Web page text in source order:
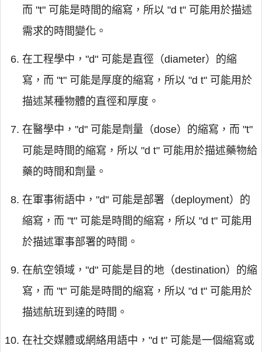
而 "t" 可能是時間的縮寫，所以 "d t" 可能用於描述
需求的時間變化。
在工程學中，"d" 可能是直徑（diameter）的縮
寫，而 "t" 可能是厚度的縮寫，所以 "d t" 可能用於
描述某種物體的直徑和厚度。
在醫學中，"d" 可能是劑量（dose）的縮寫，而 "t"
可能是時間的縮寫，所以 "d t" 可能用於描述藥物給
藥的時間和劑量。
在軍事術語中，"d" 可能是部署（deployment）的
縮寫，而 "t" 可能是時間的縮寫，所以 "d t" 可能用
於描述軍事部署的時間。
在航空領域，"d" 可能是目的地（destination）的縮
寫，而 "t" 可能是時間的縮寫，所以 "d t" 可能用於
描述航班到達的時間。
在社交媒體或網絡用語中，"d t" 可能是一個縮寫或